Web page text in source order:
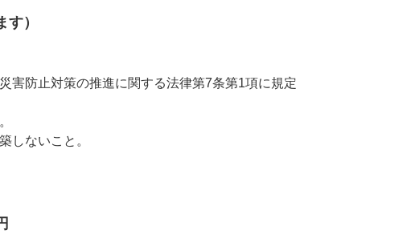
）
害防止対策の推進に関する法律第7条第1項に規定
しないこと。